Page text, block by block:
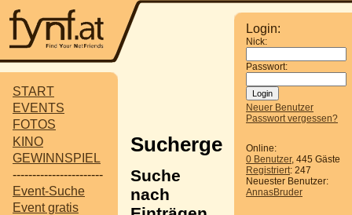
START
EVENTS
FOTOS
KINO
GEWINNSPIEL
-----------------------
Event-Suche
Event gratis
Login:
Nick:
Passwort:
Neuer Benutzer
Passwort vergessen?
Online:
0 Benutzer, 445 Gäste
Registriert: 247
Neuester Benutzer:
AnnasBruder
Suchergebnisse
Suche
nach